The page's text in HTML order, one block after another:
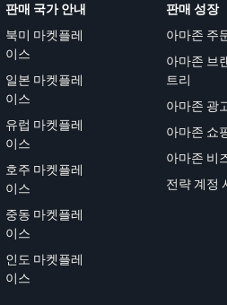
판매 국가 안내
북미 마켓플레
이스
일본 마켓플레
이스
유럽 마켓플레
이스
호주 마켓플레
이스
중동 마켓플레
이스
인도 마켓플레
이스
판매 성장
아마존 주
아마존 브
트리
아마존 광
아마존 쇼
아마존 비
전략 계정